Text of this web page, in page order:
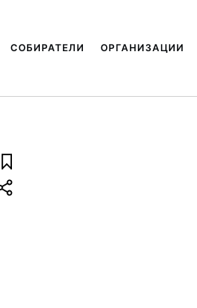
СОБИРАТЕЛИ ОРГАНИЗАЦИИ